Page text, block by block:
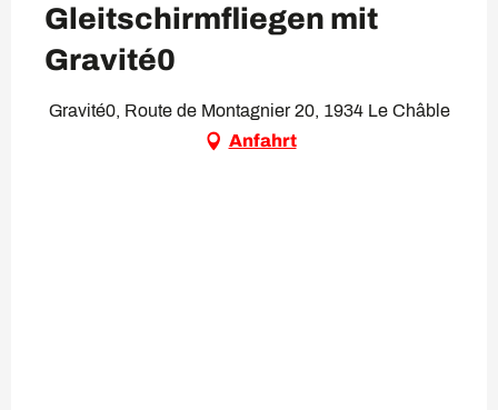
Gleitschirmfliegen mit
Gravité0
Gravité0, Route de Montagnier 20, 1934 Le Châble
Anfahrt